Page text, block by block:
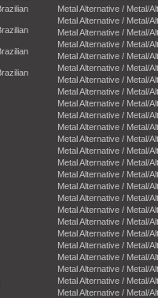
Metal Alternative / Metal/
Metal Alternative / Metal/
Metal Alternative / Metal/
Metal Alternative / Metal/
Metal Alternative / Metal/
Metal Alternative / Metal/
Metal Alternative / Metal/
Metal Alternative / Metal/
Metal Alternative / Metal/
Metal Alternative / Metal/
Metal Alternative / Metal/
Metal Alternative / Metal/
Metal Alternative / Metal/
Metal Alternative / Metal/
Metal Alternative / Metal/
Metal Alternative / Metal/
Metal Alternative / Metal/
Metal Alternative / Metal/
Metal Alternative / Metal/
Metal Alternative / Metal/
Metal Alternative / Metal/
Metal Alternative / Metal/
Metal Alternative / Metal/
Metal Alternative / Metal/
Metal Alternative / Metal/